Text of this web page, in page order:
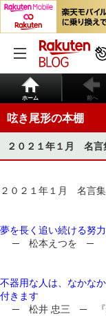
ホーム 前へ
呟き尾形の本棚
２０２１年１月 名言
２０２１年１月 名言集
夢を長く追い続ける努
─ 松本えつを ─
不器用な人は、なかな
付きます
─ 松井 忠三 ─ 『覚